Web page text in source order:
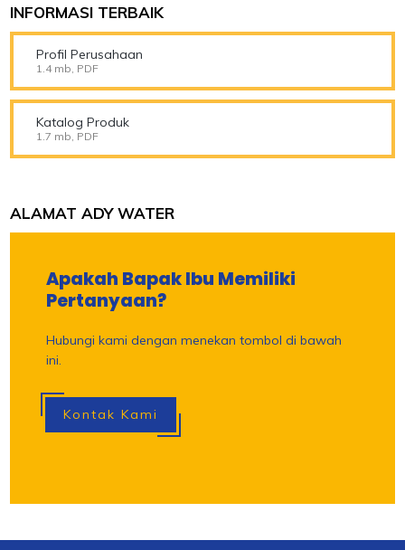
INFORMASI TERBAIK
Profil Perusahaan
1.4 mb, PDF
Katalog Produk
1.7 mb, PDF
ALAMAT ADY WATER
Apakah Bapak Ibu Memiliki
Pertanyaan?
Hubungi kami dengan menekan tombol di bawah
ini.
Kontak Kami